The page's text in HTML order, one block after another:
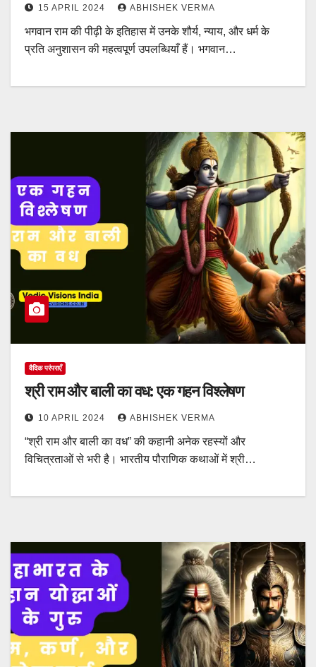
15 APRIL 2024 ABHISHEK VERMA
भगवान राम की पीढ़ी के इतिहास में उनके शौर्य, न्याय, और धर्म के
प्रति अनुशासन की महत्वपूर्ण उपलब्धियाँ हैं। भगवान…
वैदिक परंपराएँ
श्री राम और बाली का वध: एक गहन विश्लेषण
10 APRIL 2024 ABHISHEK VERMA
“श्री राम और बाली का वध” की कहानी अनेक रहस्यों और
विचित्रताओं से भरी है। भारतीय पौराणिक कथाओं में श्री…